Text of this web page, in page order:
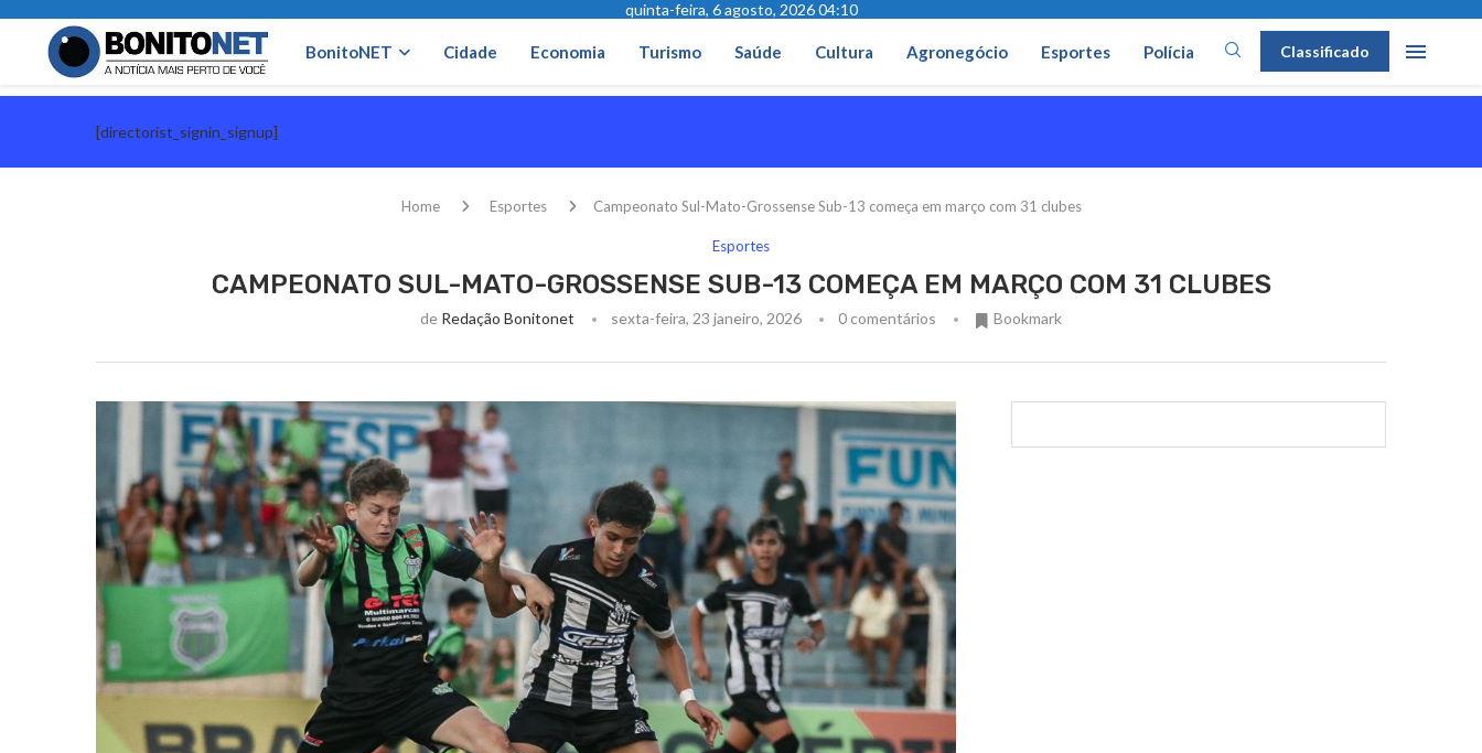
quinta-feira, 6 agosto, 2026 04:10
BonitoNET Cidade Economia Turismo Saúde Cultura Agronegócio Esportes Polícia Classificado
[directorist_signin_signup]
Home Esportes Campeonato Sul-Mato-Grossense Sub-13 começa em março com 31 clubes
Esportes
CAMPEONATO SUL-MATO-GROSSENSE SUB-13 COMEÇA EM MARÇO COM 31 CLUBES
de Redação Bonitonet sexta-feira, 23 janeiro, 2026 0 comentários Bookmark